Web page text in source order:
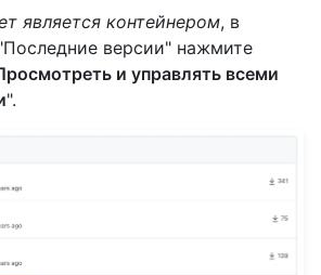
является контейнером, в
версии" нажмите
и управлять всеми
".